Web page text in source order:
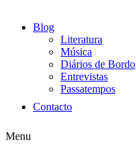
Blog
Literatura
Música
Diários de Bordo
Entrevistas
Passatempos
Contacto
Menu